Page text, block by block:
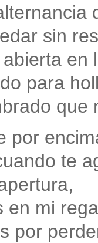
sin
en
para
que
por
te
en mi
por